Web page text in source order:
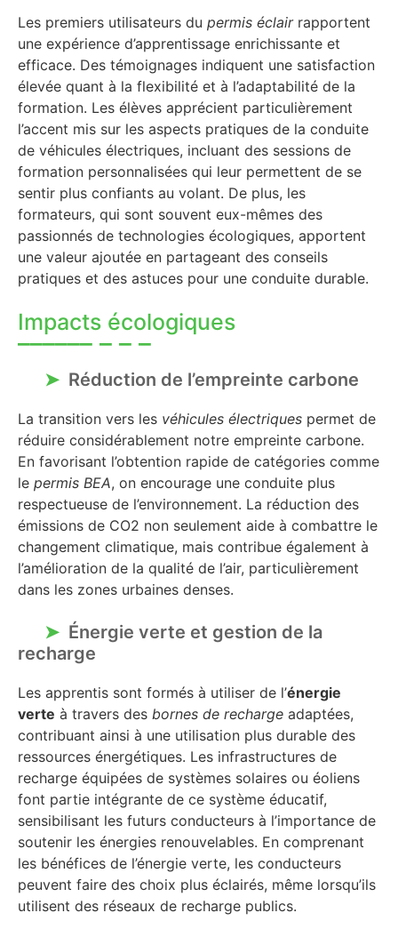
Les premiers utilisateurs du permis éclairrapportent
une expérience d’apprentissage enrichissante et
efficace. Des témoignages indiquent une satisfaction
élevée quant à la flexibilité et à l’adaptabilité de la
formation. Les élèves apprécient particulièrement
l’accent mis sur les aspects pratiques de la conduite
de véhicules électriques, incluant des sessions de
formation personnalisées qui leur permettent de se
sentir plus confiants au volant. De plus, les
formateurs, qui sont souvent eux-mêmes des
passionnés de technologies écologiques, apportent
une valeur ajoutée en partageant des conseils
pratiques et des astuces pour une conduite durable.
Impacts écologiques
Réduction de l’empreinte carbone
La transition vers les véhicules électriques permet de
réduire considérablement notre empreinte carbone.
En favorisant l’obtention rapide de catégories comme
le permis BEA, on encourage une conduite plus
respectueuse de l’environnement. La réduction des
émissions de CO2 non seulement aide à combattre le
changement climatique, mais contribue également à
l’amélioration de la qualité de l’air, particulièrement
dans les zones urbaines denses.
Énergie verte et gestion de la
recharge
Les apprentis sont formés à utiliser de l’énergie
verte à travers des bornes de recharge adaptées,
contribuant ainsi à une utilisation plus durable des
ressources énergétiques. Les infrastructures de
recharge équipées de systèmes solaires ou éoliens
font partie intégrante de ce système éducatif,
sensibilisant les futurs conducteurs à l’importance de
soutenir les énergies renouvelables. En comprenant
les bénéfices de l’énergie verte, les conducteurs
peuvent faire des choix plus éclairés, même lorsqu’ils
utilisent des réseaux de recharge publics.